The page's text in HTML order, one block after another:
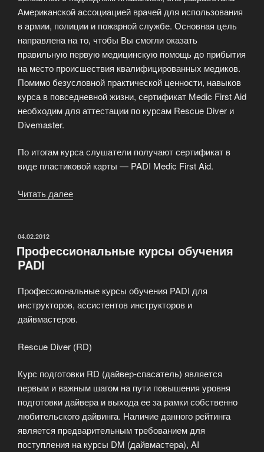
Американской ассоциацией врачей для использования
в армии, полиции и пожарной службе. Основная цель
направлена на то, чтобы Вы смогли оказать
правильную первую медицинскую помощь до прибытия
на место происшествия квалифицированных медиков.
Помимо безусловной практической ценности, навыков
курса в повседневной жизни, сертификат Мedic First Aid
необходим для аттестации по курсам Rescue Diver и
Divemaster.
По итогам курса слушатели получают сертификат в
виде пластиковой карты — PADI Medic First Aid.
Читать далее
Aid»
ОПУБЛИКОВАНО
04.02.2012
Профессиональные курсы обучения
PADI
Профессиональные курсы обучения PADI для
инструкторов, ассистентов инструкторов и
дайвмастеров.
Rescue Diver (RD)
Курс подготовки RD (дайвер-спасатель) является
первым и важным шагом на пути повышения уровня
подготовки дайвера и выхода ее за рамки собственно
любительского дайвинга. Наличие данного рейтинга
является предварительным требованием для
поступления на курсы DM (дайвмастера), AI